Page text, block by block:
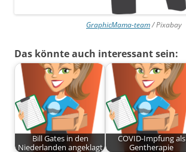
GraphicMama-team/ Pixabay
Das könnte auch interessant sein:
Bill Gates in den
Niederlanden angeklagt
COVID-Impfung als
Gentherapie